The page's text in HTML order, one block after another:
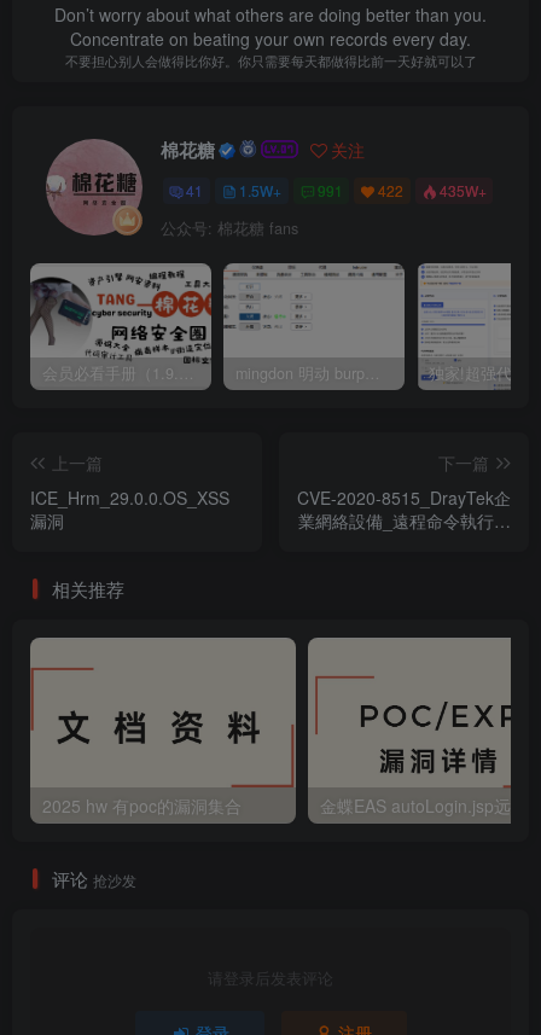
Don’t worry about what others are doing better than you.
Concentrate on beating your own records every day.
不要担心别人会做得比你好。你只需要每天都做得比前一天好就可以了
棉花糖 关注
41 1.5W+ 991 422 435W+
公众号: 棉花糖 fans
会员必看手册（1.9.0版本 26.4.5更新） mingdon 明动 burp插件0.2.6版本 本地时间校验去除版
上一篇
ICE_Hrm_29.0.0.OS_XSS
漏洞
下一篇
CVE-2020-8515_DrayTek企
業網絡設備_遠程命令執行漏
相关推荐
2025 hw 有poc的漏洞集合
评论 抢沙发
请登录后发表评论